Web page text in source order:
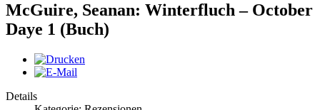
McGuire, Seanan: Winterfluch – October
Daye 1 (Buch)
Details